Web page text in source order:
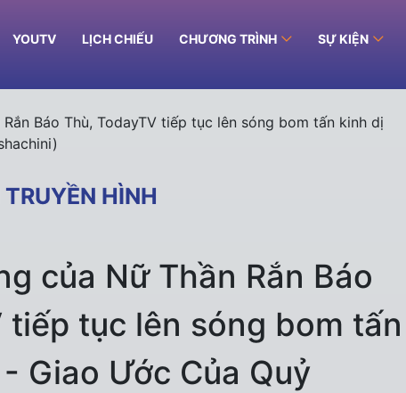
YOUTV LỊCH CHIẾU CHƯƠNG TRÌNH SỰ KIỆN
HÌNH
của Nữ Thần Rắn Báo
tiếp tục lên sóng bom tấn
Giao Ước Của Quỷ